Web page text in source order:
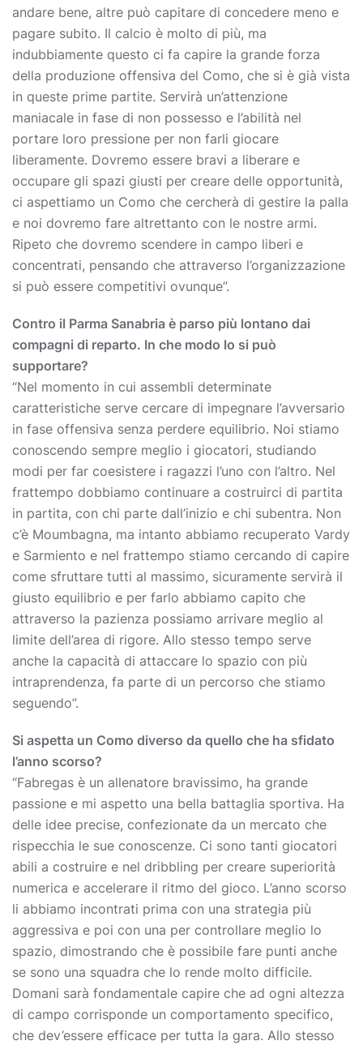
andare bene, altre può capitare di concedere meno e
pagare subito. Il calcio è molto di più, ma
indubbiamente questo ci fa capire la grande forza
della produzione offensiva del Como, che si è già vista
in queste prime partite. Servirà un’attenzione
maniacale in fase di non possesso e l’abilità nel
portare loro pressione per non farli giocare
liberamente. Dovremo essere bravi a liberare e
occupare gli spazi giusti per creare delle opportunità,
ci aspettiamo un Como che cercherà di gestire la palla
e noi dovremo fare altrettanto con le nostre armi.
Ripeto che dovremo scendere in campo liberi e
concentrati, pensando che attraverso l’organizzazione
si può essere competitivi ovunque”.
Contro il Parma Sanabria è parso più lontano dai
compagni di reparto. In che modo lo si può
supportare?
“Nel momento in cui assembli determinate
caratteristiche serve cercare di impegnare l’avversario
in fase offensiva senza perdere equilibrio. Noi stiamo
conoscendo sempre meglio i giocatori, studiando
modi per far coesistere i ragazzi l’uno con l’altro. Nel
frattempo dobbiamo continuare a costruirci di partita
in partita, con chi parte dall’inizio e chi subentra. Non
c’è Moumbagna, ma intanto abbiamo recuperato Vardy
e Sarmiento e nel frattempo stiamo cercando di capire
come sfruttare tutti al massimo, sicuramente servirà il
giusto equilibrio e per farlo abbiamo capito che
attraverso la pazienza possiamo arrivare meglio al
limite dell’area di rigore. Allo stesso tempo serve
anche la capacità di attaccare lo spazio con più
intraprendenza, fa parte di un percorso che stiamo
seguendo”.
Si aspetta un Como diverso da quello che ha sfidato
l’anno scorso?
“Fabregas è un allenatore bravissimo, ha grande
passione e mi aspetto una bella battaglia sportiva. Ha
delle idee precise, confezionate da un mercato che
rispecchia le sue conoscenze. Ci sono tanti giocatori
abili a costruire e nel dribbling per creare superiorità
numerica e accelerare il ritmo del gioco. L’anno scorso
li abbiamo incontrati prima con una strategia più
aggressiva e poi con una per controllare meglio lo
spazio, dimostrando che è possibile fare punti anche
se sono una squadra che lo rende molto difficile.
Domani sarà fondamentale capire che ad ogni altezza
di campo corrisponde un comportamento specifico,
che dev’essere efficace per tutta la gara. Allo stesso